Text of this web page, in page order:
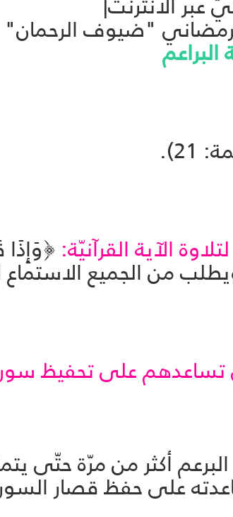
"ضيوف الرحمان"
البراعم
الآية القرآنيّة: ﴿وَإِذَا
من الجميع الاستماع
على تحفيظ سور